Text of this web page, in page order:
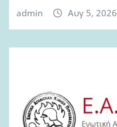
admin Αυγ 5, 2026